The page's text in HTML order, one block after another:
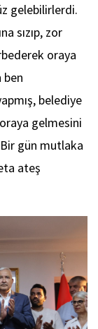
gelebilirlerdi.
sızıp, zor
oraya
ben
belediye
gelmesini
Bir gün mutlaka
ateş